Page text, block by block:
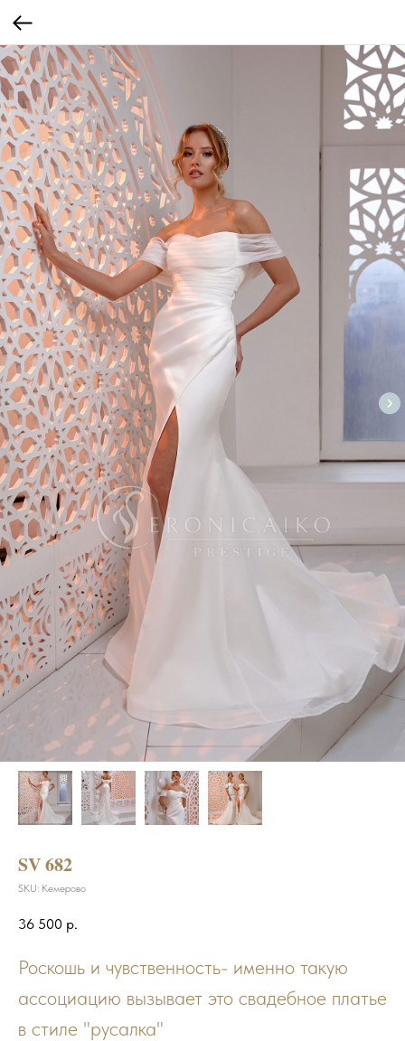
SV 682
SKU: Кемерово
36 500 р.
Роскошь и чувственность- именно такую
ассоциацию вызывает это свадебное платье
в стиле "русалка"